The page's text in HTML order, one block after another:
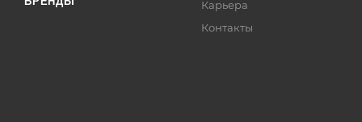
Карьера
Контакты